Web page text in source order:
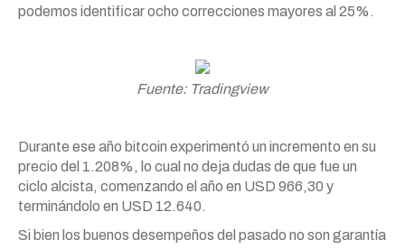
podemos identificar ocho correcciones mayores al 25%.
Fuente: Tradingview
Durante ese año bitcoin experimentó un incremento en su
precio del 1.208%, lo cual no deja dudas de que fue un
ciclo alcista, comenzando el año en USD 966,30 y
terminándolo en USD 12.640.
Si bien los buenos desempeños del pasado no son garantía